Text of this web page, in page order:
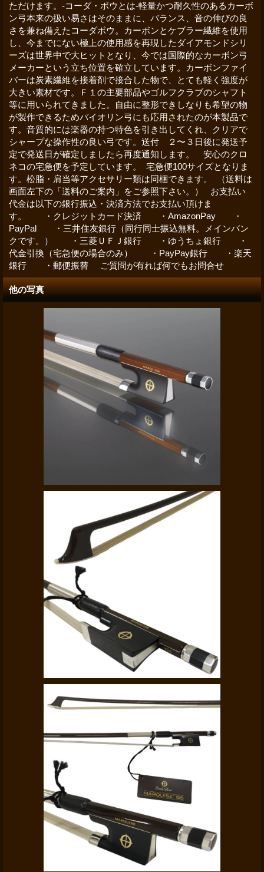
ただけます。-コーダ・ボウとは-軽量かつ耐久性のあるカーボ
ン弓本来の扱い易さはそのままに、バランス、音の伸びの良
さを兼ね備えたコーダボウ。カーボンとケブラー繊維を使用
し、今までにない極上の使用感を再現したダイアモンドシリ
ーズは世界中で大ヒットとなり、今では国際的なカーボン弓
メーカーという立ち位置を確立しています。カーボンファイ
バーは炭素繊維を接着剤で接合した物で、とても軽く強度が
大きい素材です。Ｆ１の主要部品やゴルフクラブのシャフト
等に用いられてきました。自由に整形できしなりも希望の物
が製作できるためバイオリン弓にも応用されたのが本製品で
す。音質的には楽器の持つ特色を引き出してくれ、クリアで
シャープな操作性の良い弓です。送付 ２〜３日後に発送予
定で発送日が確定しましたら再度通知します。 安心のクロ
ネコの宅急便を予定しています。 宅急便100サイズとなりま
す。松脂・肩当等アクセサリー類は同梱できます。 （送料は
画面左下の「送料のご案内」をご参照下さい。） お支払い
代金は以下の銀行振込・決済方法でお支払い頂けま
す。 ・クレジットカード決済 ・AmazonPay ・
PayPal ・三井住友銀行（同行同士振込無料。メインバン
クです。） ・三菱ＵＦＪ銀行 ・ゆうちょ銀行 ・
代金引換（宅急便の場合のみ） ・PayPay銀行 ・楽天
銀行 ・郵便振替 ご質問が有れば何でもお問合せ
他の写真